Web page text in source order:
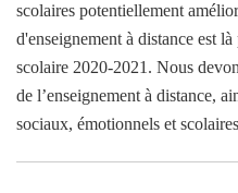
scolaires potentiellement
d'enseignement à distance est
scolaire 2020-2021. Nous
de l’enseignement à distance,
sociaux, émotionnels et